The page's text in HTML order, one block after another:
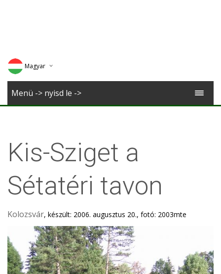
Magyar
Deutsch
Menü -> nyisd le ->
Kis-Sziget a
Sétatéri tavon
Kolozsvár, készült: 2006. augusztus 20., fotó: 2003mte